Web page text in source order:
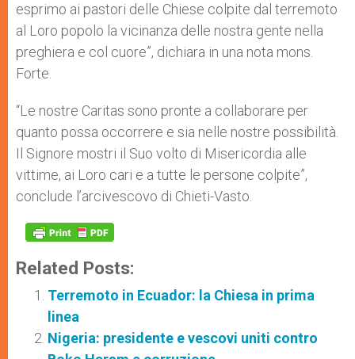
esprimo ai pastori delle Chiese colpite dal terremoto
al Loro popolo la vicinanza delle nostra gente nella
preghiera e col cuore”, dichiara in una nota mons.
Forte.
“Le nostre Caritas sono pronte a collaborare per
quanto possa occorrere e sia nelle nostre possibilità.
Il Signore mostri il Suo volto di Misericordia alle
vittime, ai Loro cari e a tutte le persone colpite”,
conclude l’arcivescovo di Chieti-Vasto.
Related Posts:
Terremoto in Ecuador: la Chiesa in prima
linea
Nigeria: presidente e vescovi uniti contro